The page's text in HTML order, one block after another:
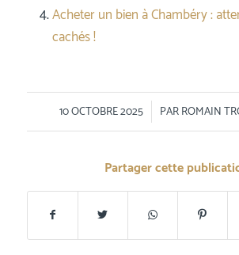
Acheter un bien à Chambéry :
cachés !
10 OCTOBRE 2025
/ PARROMAIN
Partager cette